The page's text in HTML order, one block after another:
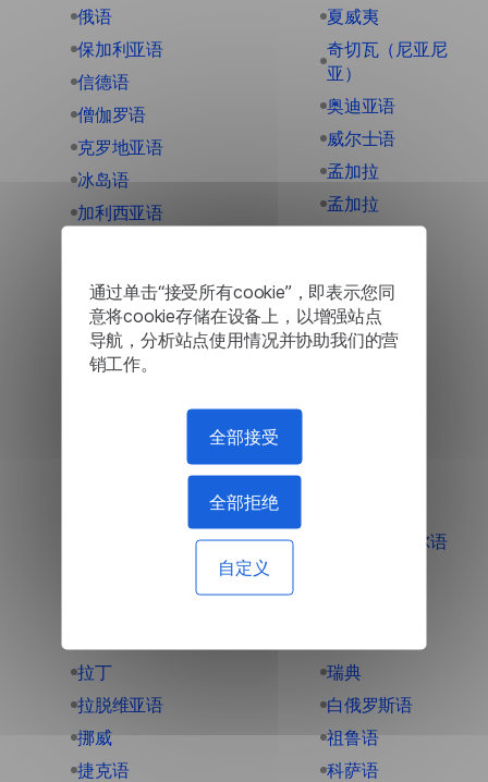
通过单击“接受所有cookie”，即表示您同
意将cookie存储在设备上，以增强站点
导航，分析站点使用情况并协助我们的营
销工作。
全部接受
全部拒绝
自定义
俄语
保加利亚语
信德语
僧伽罗语
克罗地亚语
冰岛语
加利西亚语
南非荷兰语
卡纳达语
卢旺达语
夏威夷
奇切瓦（尼亚尼
亚）
奥迪亚语
威尔士语
孟加拉
孟加拉
巴斯克
巽他语
拉丁
拉脱维亚语
挪威
捷克语
海地克里奥尔语
瑞典
白俄罗斯语
祖鲁语
科萨语